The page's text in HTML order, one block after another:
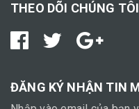
THEO DÕI CHÚNG TÔI
ĐĂNG KÝ NHẬN TIN